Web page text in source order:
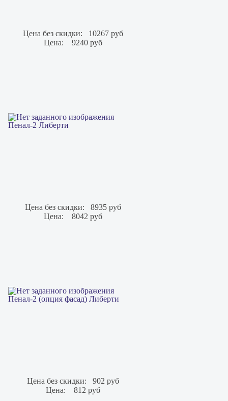
Цена без скидки:
10267 руб
Цена:
9240 руб
Пенал-2 Либерти
Цена без скидки:
8935 руб
Цена:
8042 руб
Пенал-2 (опция фасад) Либерти
Цена без скидки:
902 руб
Цена:
812 руб